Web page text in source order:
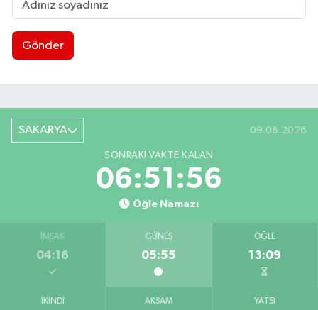
Gönder
SAKARYA 09.08.2026
SONRAKI VAKTE KALAN
06:51:55
Öğle Namazı
İMSAK
04:16
GÜNEŞ
05:55
ÖĞLE
13:09
İKINDI AKŞAM YATSI